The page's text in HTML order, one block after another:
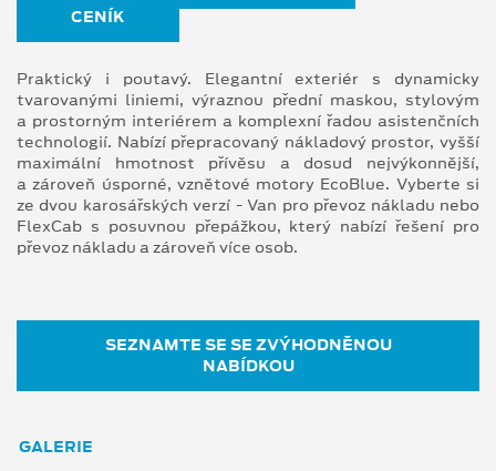
CENÍK
Praktický i poutavý. Elegantní exteriér s dynamicky
tvarovanými liniemi, výraznou přední maskou, stylovým
a prostorným interiérem a komplexní řadou asistenčních
technologií. Nabízí přepracovaný nákladový prostor, vyšší
maximální hmotnost přívěsu a dosud nejvýkonnější,
a zároveň úsporné, vznětové motory EcoBlue. Vyberte si
ze dvou karosářských verzí - Van pro převoz nákladu nebo
FlexCab s posuvnou přepážkou, který nabízí řešení pro
převoz nákladu a zároveň více osob.
SEZNAMTE SE SE ZVÝHODNĚNOU
NABÍDKOU
GALERIE